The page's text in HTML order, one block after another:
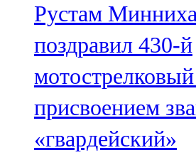
Рустам
поздравил 430-й
присвоением
«гвардейский»